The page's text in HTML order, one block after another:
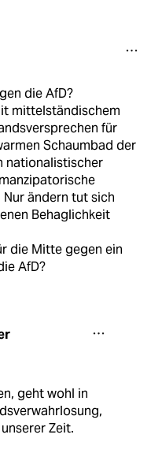
die AfD?
mittelständischem
für
Schaumbad der
nationalistischer
ändern tut sich
Behaglichkeit
die Mitte gegen ein
AfD?
geht wohl in
Zeit.